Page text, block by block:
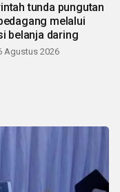
tunda pungutan
melalui
belanja daring
Agustus 2026